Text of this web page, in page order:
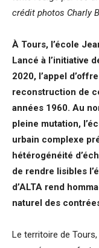
crédit photos Charly
À Tours, l’école
Lancé à l’initiative
2020, l’appel
reconstruction de
années 1960. Au
pleine mutation,
urbain complexe
hétérogénéité
de rendre lisibles
d’ALTA rend
naturel des
Le territoire de